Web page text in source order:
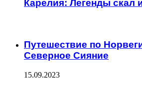
Карелия: Легенды скал
Путешествие по
Северное Сияние
15.09.2023